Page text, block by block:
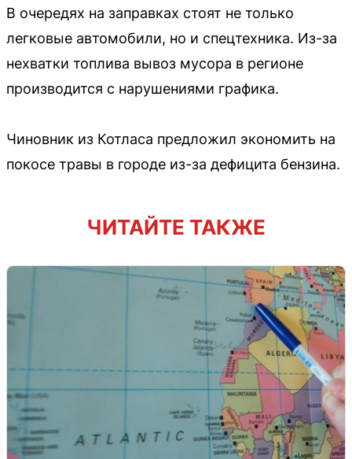
В очередях на заправках стоят не только
легковые автомобили, но и спецтехника. Из-за
нехватки топлива вывоз мусора в регионе
производится с нарушениями графика.
Чиновник из Котласа предложил экономить на
покосе травы в городе из-за дефицита бензина.
ЧИТАЙТЕ ТАКЖЕ